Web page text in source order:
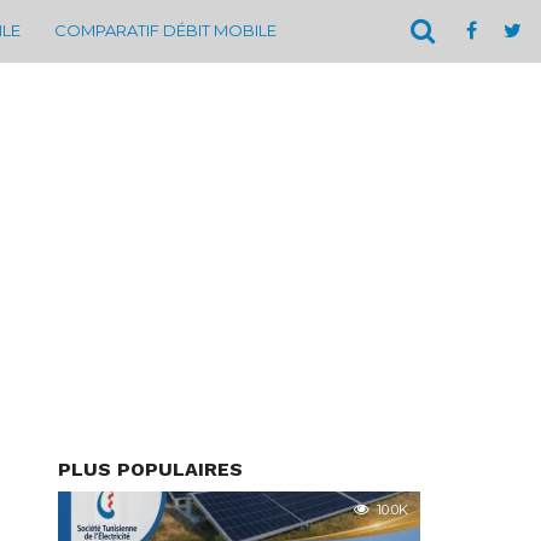
COMPARATIF DÉBIT MOBILE
PLUS POPULAIRES
10.0K